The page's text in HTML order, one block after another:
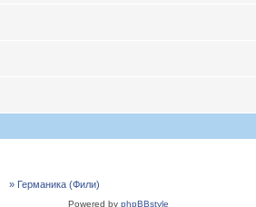
» Германика (Фили)
Powered by phpBBstyle